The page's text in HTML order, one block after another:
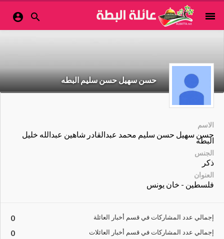
menu


حسن سهيل حسن سليم البطه
الاسم
حسن سهيل حسن سليم محمد عبدالقادر شاهين عبدالله خليل
البطه
الجنس
ذكر
العنوان
فلسطين - خان يونس
إجمالي عدد المشاركات في قسم أخبار العائلة 0
إجمالي عدد المشاركات في قسم أخبار العائلات 0